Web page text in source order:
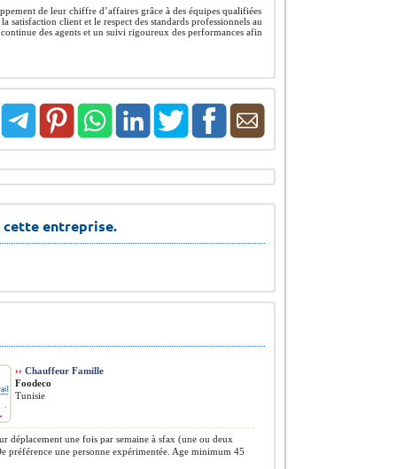
de leur chiffre d’affaires grâce à des équipes qualifiées
satisfaction client et le respect des standards professionnels au
des agents et un suivi rigoureux des performances afin
cette entreprise.
›› Chauffeur Famille
Foodeco
Tunisie
déplacement une fois par semaine à sfax (une ou deux
préférence une personne expérimentée. Age minimum 45